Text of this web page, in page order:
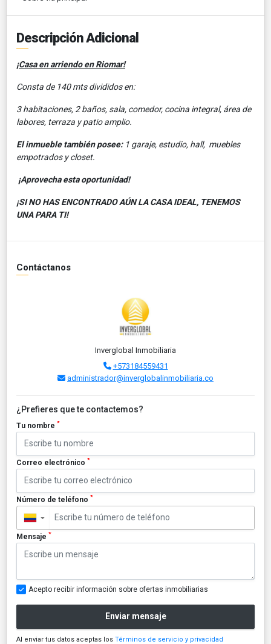
Descripción Adicional
¡Casa en arriendo en Riomar!
Consta de 140 mts divididos en:
3 habitaciones, 2 baños, sala, comedor, cocina integral, área de
labores, terraza y patio amplio.
El inmueble también posee:1 garaje, estudio, hall, muebles
empotrados y closet.
¡Aprovecha esta oportunidad!
¡SI NO HAS ENCONTRADO AÚN LA CASA IDEAL, TENEMOS
UNA PARA TI!
Contáctanos
Inverglobal Inmobiliaria
+573184559431
administrador@inverglobalinmobiliaria.co
¿Prefieres que te contactemos?
Tu nombre *
Correo electrónico *
Número de teléfono *
▼
Mensaje *
Acepto recibir información sobre ofertas inmobiliarias
Enviar mensaje
Al enviar tus datos aceptas los Términos de servicio y privacidad